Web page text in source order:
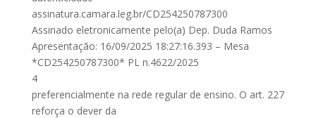
assinatura.camara.leg.br/CD254250787300
Assinado eletronicamente pelo(a) Dep. Duda Ramos
Apresentação: 16/09/2025 18:27:16.393 – Mesa
*CD254250787300* PL n.4622/2025
4
preferencialmente na rede regular de ensino. O art. 227
reforça o dever da